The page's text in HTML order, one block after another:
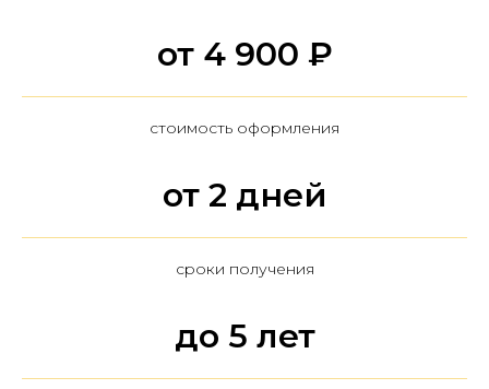
от 4 900 ₽
стоимость оформления
от 2 дней
сроки получения
до 5 лет